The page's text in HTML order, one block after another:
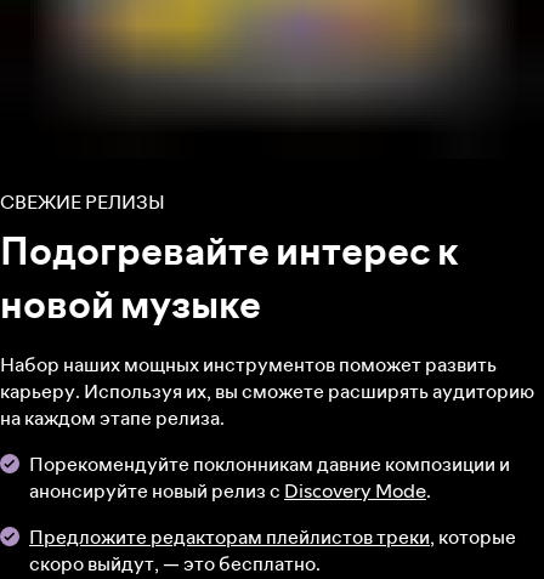
СВЕЖИЕ РЕЛИЗЫ
Подогревайте интерес к
новой музыке
Набор наших мощных инструментов поможет развить
карьеру. Используя их, вы сможете расширять аудиторию
на каждом этапе релиза.
Порекомендуйте поклонникам давние композиции и
анонсируйте новый релиз с Discovery Mode.
Предложите редакторам плейлистов треки, которые
скоро выйдут, — это бесплатно.